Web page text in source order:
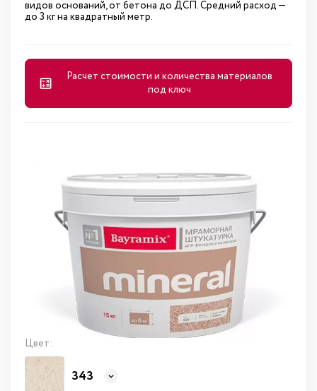
видов оснований, от бетона до ДСП. Средний расход —
до 3 кг на квадратный метр.
Расчет стоимости и количества материалов
под ключ
Цвет:
343